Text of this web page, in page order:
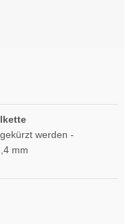
werden -
mm